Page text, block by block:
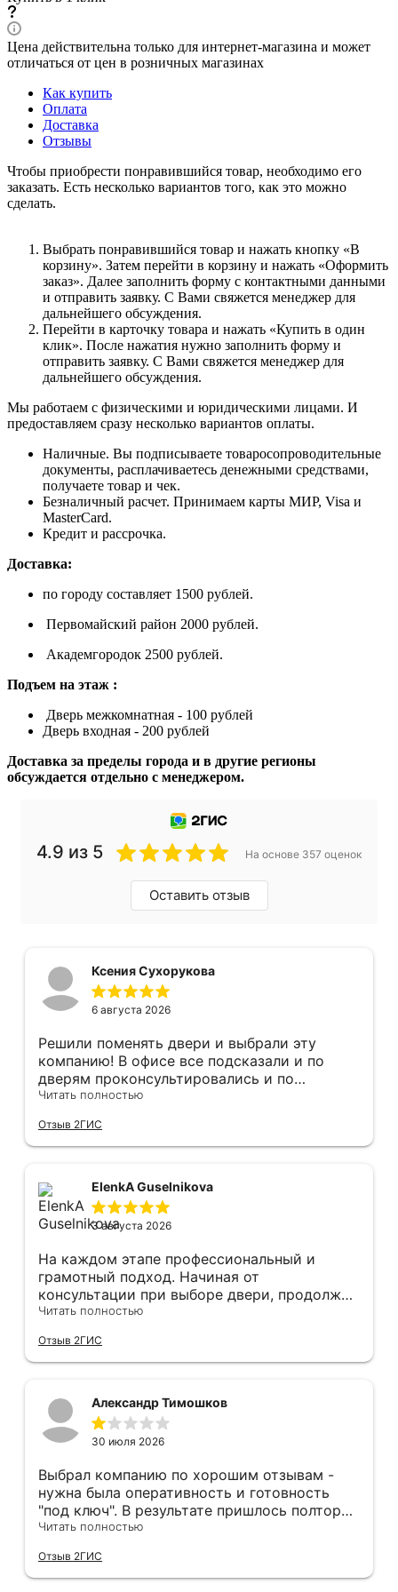
Цена действительна только для интернет-магазина и может
отличаться от цен в розничных магазинах
Как купить
Оплата
Доставка
Отзывы
Чтобы приобрести понравившийся товар, необходимо его
заказать. Есть несколько вариантов того, как это можно
сделать.
Выбрать понравившийся товар и нажать кнопку «В
корзину». Затем перейти в корзину и нажать «Оформить
заказ». Далее заполнить форму с контактными данными
и отправить заявку. С Вами свяжется менеджер для
дальнейшего обсуждения.
Перейти в карточку товара и нажать «Купить в один
клик». После нажатия нужно заполнить форму и
отправить заявку. С Вами свяжется менеджер для
дальнейшего обсуждения.
Мы работаем с физическими и юридическими лицами. И
предоставляем сразу несколько вариантов оплаты.
Наличные. Вы подписываете товаросопроводительные
документы, расплачиваетесь денежными средствами,
получаете товар и чек.
Безналичный расчет. Принимаем карты МИР, Visa и
MasterCard.
Кредит и рассрочка.
Доставка:
по городу составляет 1500 рублей.
Первомайский район 2000 рублей.
Академгородок 2500 рублей.
Подъем на этаж :
Дверь межкомнатная - 100 рублей
Дверь входная - 200 рублей
Доставка за пределы города и в другие регионы
обсуждается отдельно с менеджером.
4.9 из 5 На основе 357 оценок
Оставить отзыв
Ксения Сухорукова
6 августа 2026
Решили поменять двери и выбрали эту
компанию! В офисе все подсказали и по
дверям проконсультировались и по
фурнитуре. Анастасия ответила на все
Монтаж быстро, качественно и аккуратно,
Сергея прямо рекомендую! С утра до
мусор убирает после монтажа. Рекомендую!
Читать полностью
Отзыв 2ГИС
ElenkA Guselnikova
3 августа 2026
На каждом этапе профессиональный и
грамотный подход. Начиная от
консультации при выборе двери, продолжая
оперативным замером, завершая быстрой и
оформление двери - отдельное спасибо!
Рекомендуем и планируем в дальнейшем, по
Читать полностью
Отзыв 2ГИС
Александр Тимошков
30 июля 2026
Выбрал компанию по хорошим отзывам -
нужна была оперативность и готовность
"под ключ". В результате пришлось полтора
часа потратить на уборку подъезда, так как
"утилизация старой двери" не входит
уборка выломанного деревянного косяка и
Читать полностью
Отзыв 2ГИС